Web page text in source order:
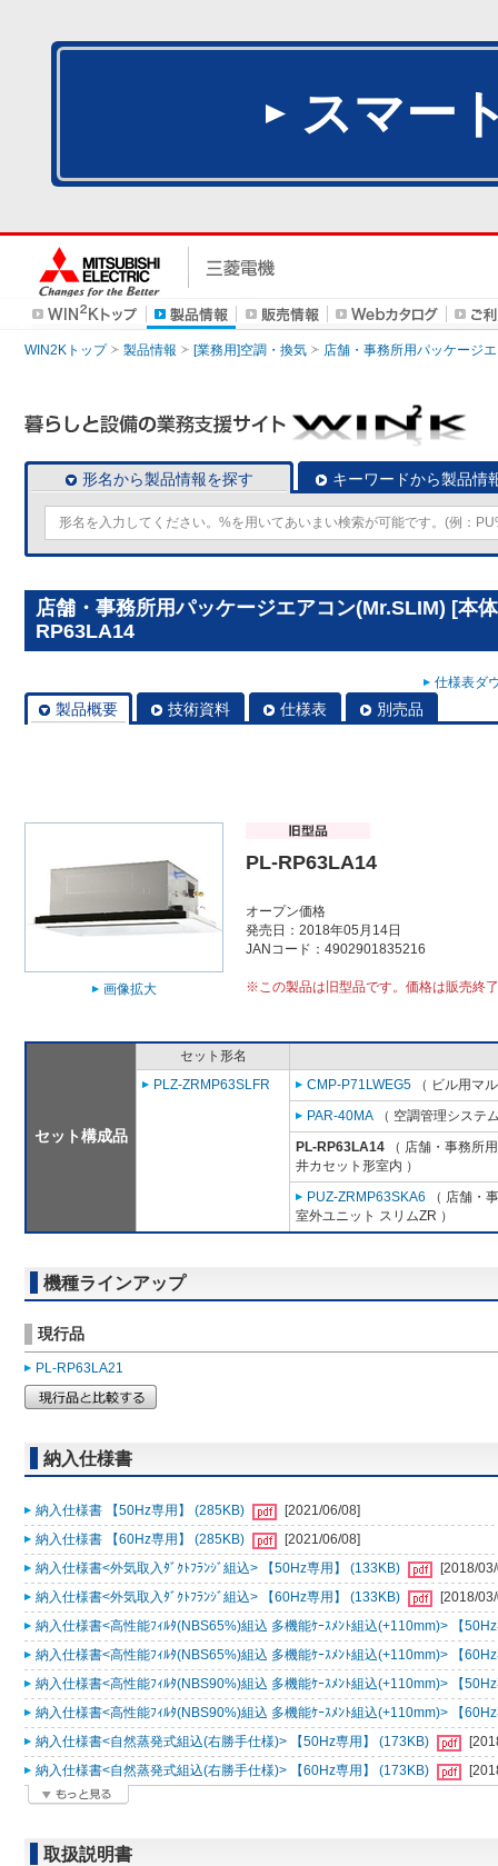
スマー
WIN2Kトップ 製品情報 [業務用]空調・換気 店舗・事務所用パッケージ
形名から製品情報を探す キーワードから製品情
店舗・事務所用パッケージエアコン(Mr.SLIM) [本
RP63LA14
仕様表ダ
製品概要 技術資料 仕様表 別売品
画像拡大
PL-RP63LA14
オープン価格
発売日：2018年05月14日
JANコード：4902901835216
※この製品は旧型品です。価格は販売終
セット構成品
セット形名
PLZ-ZRMP63SLFR
CMP-P71LWEG5 （ ビル用マ
PAR-40MA （ 空調管理システ
PL-RP63LA14 （ 店舗・事務所
井カセット形室内 ）
PUZ-ZRMP63SKA6 （ 店舗・
室外ユニット スリムZR ）
機種ラインアップ
現行品
PL-RP63LA21
納入仕様書
納入仕様書 【50Hz専用】 (285KB)
[2021/06/08]
納入仕様書 【60Hz専用】 (285KB)
[2021/06/08]
納入仕様書<外気取入ﾀﾞｸﾄﾌﾗﾝｼﾞ組込> 【50Hz専用】 (133KB)
[2018/
納入仕様書<外気取入ﾀﾞｸﾄﾌﾗﾝｼﾞ組込> 【60Hz専用】 (133KB)
[2018/
納入仕様書<高性能ﾌｨﾙﾀ(NBS65%)組込 多機能ｹｰｽﾒﾝﾄ組込(+110mm)> 【
納入仕様書<高性能ﾌｨﾙﾀ(NBS65%)組込 多機能ｹｰｽﾒﾝﾄ組込(+110mm)> 【
納入仕様書<高性能ﾌｨﾙﾀ(NBS90%)組込 多機能ｹｰｽﾒﾝﾄ組込(+110mm)> 【
納入仕様書<高性能ﾌｨﾙﾀ(NBS90%)組込 多機能ｹｰｽﾒﾝﾄ組込(+110mm)> 【
納入仕様書<自然蒸発式組込(右勝手仕様)> 【50Hz専用】 (173KB)
納入仕様書<自然蒸発式組込(右勝手仕様)> 【60Hz専用】 (173KB)
取扱説明書